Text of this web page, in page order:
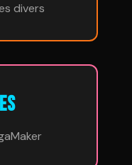
divers